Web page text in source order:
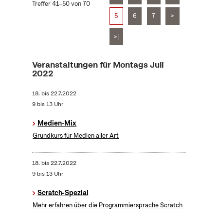
Treffer 41–50 von 70
5
6 7 >
>|
Veranstaltungen für Montags Juli
2022
18. bis22.7.2022
9 bis 13 Uhr
Medien-Mix
Grundkurs für Medien aller Art
18. bis22.7.2022
9 bis 13 Uhr
Scratch-Spezial
Mehr erfahren über die Programmiersprache Scratch